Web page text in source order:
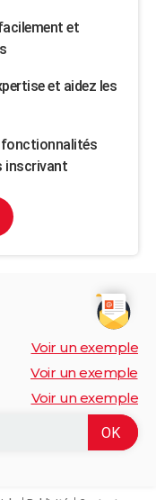
et
et aidez les
fonctionnalités
inscrivant
Voir un exemple
Voir un exemple
Voir un exemple